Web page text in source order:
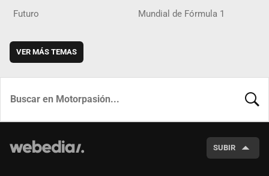
Futuro Mundial de Fórmula 1
VER MÁS TEMAS
SUBIR